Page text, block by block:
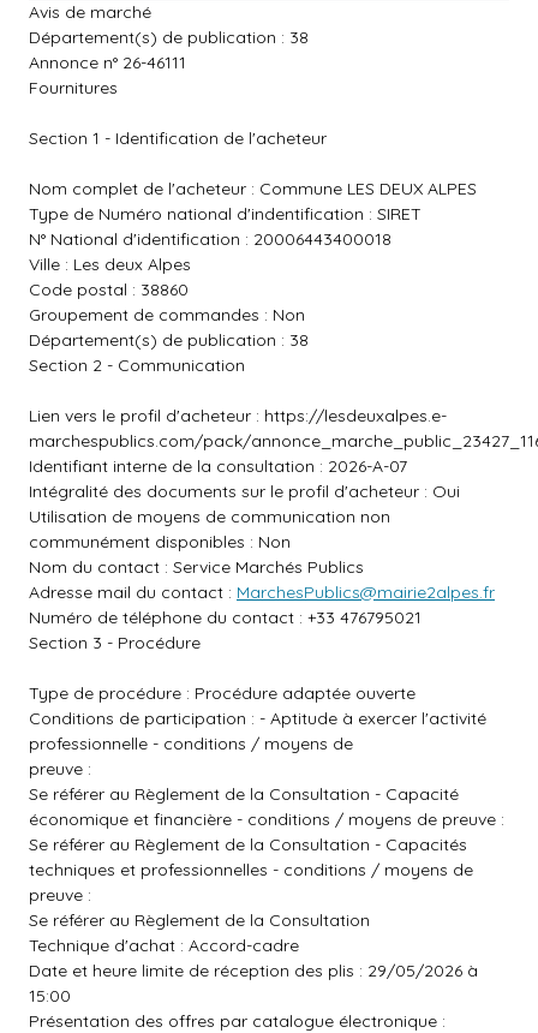
Avis de marché
Département(s) de publication : 38
Annonce n° 26-46111
Fournitures
Section 1 - Identification de l'acheteur
Nom complet de l'acheteur : Commune LES DEUX ALPES
Type de Numéro national d'indentification : SIRET
N° National d'identification : 20006443400018
Ville : Les deux Alpes
Code postal : 38860
Groupement de commandes : Non
Département(s) de publication : 38
Section 2 - Communication
Lien vers le profil d'acheteur : https://lesdeuxalpes.e-
marchespublics.com/pack/
Identifiant interne de la consultation : 2026-A-07
Intégralité des documents sur le profil d'acheteur : Oui
Utilisation de moyens de communication non
communément disponibles : Non
Nom du contact : Service Marchés Publics
Adresse mail du contact : MarchesPublics@mairie2alpes.fr
Numéro de téléphone du contact : +33 476795021
Section 3 - Procédure
Type de procédure : Procédure adaptée ouverte
Conditions de participation : - Aptitude à exercer l'activité
professionnelle - conditions / moyens de
preuve :
Se référer au Règlement de la Consultation - Capacité
économique et financière - conditions / moyens de preuve :
Se référer au Règlement de la Consultation - Capacités
techniques et professionnelles - conditions / moyens de
preuve :
Se référer au Règlement de la Consultation
Technique d'achat : Accord-cadre
Date et heure limite de réception des plis : 29/05/2026 à
15:00
Présentation des offres par catalogue électronique :